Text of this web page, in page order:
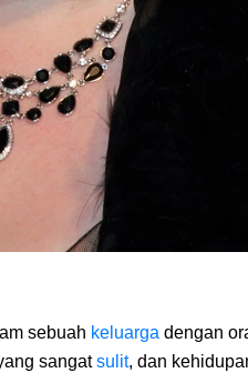
sebuah keluarga dengan
sangatsulit, dan